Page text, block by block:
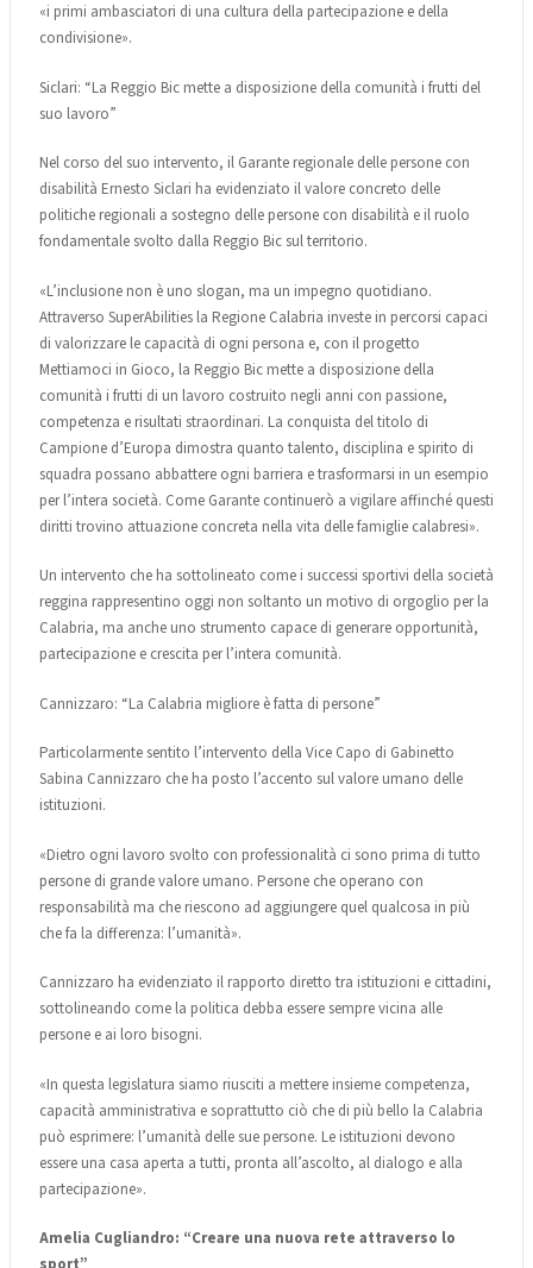
«i primi ambasciatori di una cultura della partecipazione e della
condivisione».
Siclari: “La Reggio Bic mette a disposizione della comunità i frutti del
suo lavoro”
Nel corso del suo intervento, il Garante regionale delle persone con
disabilità Ernesto Siclari ha evidenziato il valore concreto delle
politiche regionali a sostegno delle persone con disabilità e il ruolo
fondamentale svolto dalla Reggio Bic sul territorio.
«L’inclusione non è uno slogan, ma un impegno quotidiano.
Attraverso SuperAbilities la Regione Calabria investe in percorsi capaci
di valorizzare le capacità di ogni persona e, con il progetto
Mettiamoci in Gioco, la Reggio Bic mette a disposizione della
comunità i frutti di un lavoro costruito negli anni con passione,
competenza e risultati straordinari. La conquista del titolo di
Campione d’Europa dimostra quanto talento, disciplina e spirito di
squadra possano abbattere ogni barriera e trasformarsi in un esempio
per l’intera società. Come Garante continuerò a vigilare affinché questi
diritti trovino attuazione concreta nella vita delle famiglie calabresi».
Un intervento che ha sottolineato come i successi sportivi della società
reggina rappresentino oggi non soltanto un motivo di orgoglio per la
Calabria, ma anche uno strumento capace di generare opportunità,
partecipazione e crescita per l’intera comunità.
Cannizzaro: “La Calabria migliore è fatta di persone”
Particolarmente sentito l’intervento della Vice Capo di Gabinetto
Sabina Cannizzaro che ha posto l’accento sul valore umano delle
istituzioni.
«Dietro ogni lavoro svolto con professionalità ci sono prima di tutto
persone di grande valore umano. Persone che operano con
responsabilità ma che riescono ad aggiungere quel qualcosa in più
che fa la differenza: l’umanità».
Cannizzaro ha evidenziato il rapporto diretto tra istituzioni e cittadini,
sottolineando come la politica debba essere sempre vicina alle
persone e ai loro bisogni.
«In questa legislatura siamo riusciti a mettere insieme competenza,
capacità amministrativa e soprattutto ciò che di più bello la Calabria
può esprimere: l’umanità delle sue persone. Le istituzioni devono
essere una casa aperta a tutti, pronta all’ascolto, al dialogo e alla
partecipazione».
Amelia Cugliandro: “Creare una nuova rete attraverso lo